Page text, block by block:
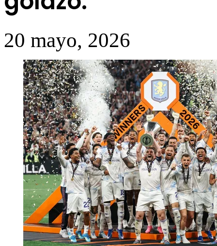
20 mayo, 2026